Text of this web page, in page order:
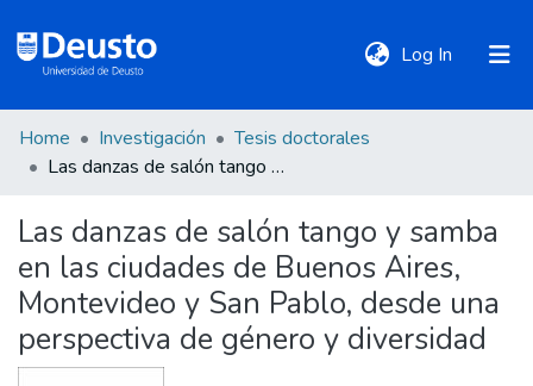
Log In (current)
DeustoTeka
Communities
&
Collections
All of DSpace
Home Investigación
Tesis doctorales
Las danzas de salón tango y samba en las ciudades de Buenos Aires, Montevideo y San Pablo, desde una perspectiva de género y diversidad
Las danzas de salón tango y samba
en las ciudades de Buenos Aires,
Montevideo y San Pablo, desde una
perspectiva de género y diversidad